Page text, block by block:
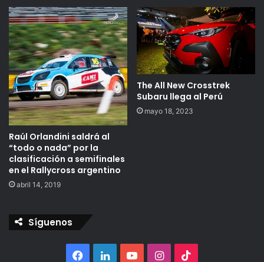
Raúl Orlandini saldrá al
“todo o nada” por la
clasificación a semifinales
en el Rallycross argentino
abril 14, 2019
The All New Crosstrek
Subaru llega al Perú
mayo 18, 2023
Síguenos
Facebook
LinkedInYouTubeInstagram